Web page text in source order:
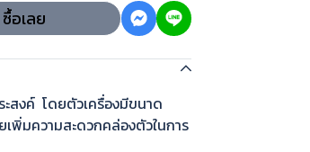
ซื้อเลย
สงค์ โดยตัวเครื่องมีขนาด
เพิ่มความสะดวกคล่องตัวในการ